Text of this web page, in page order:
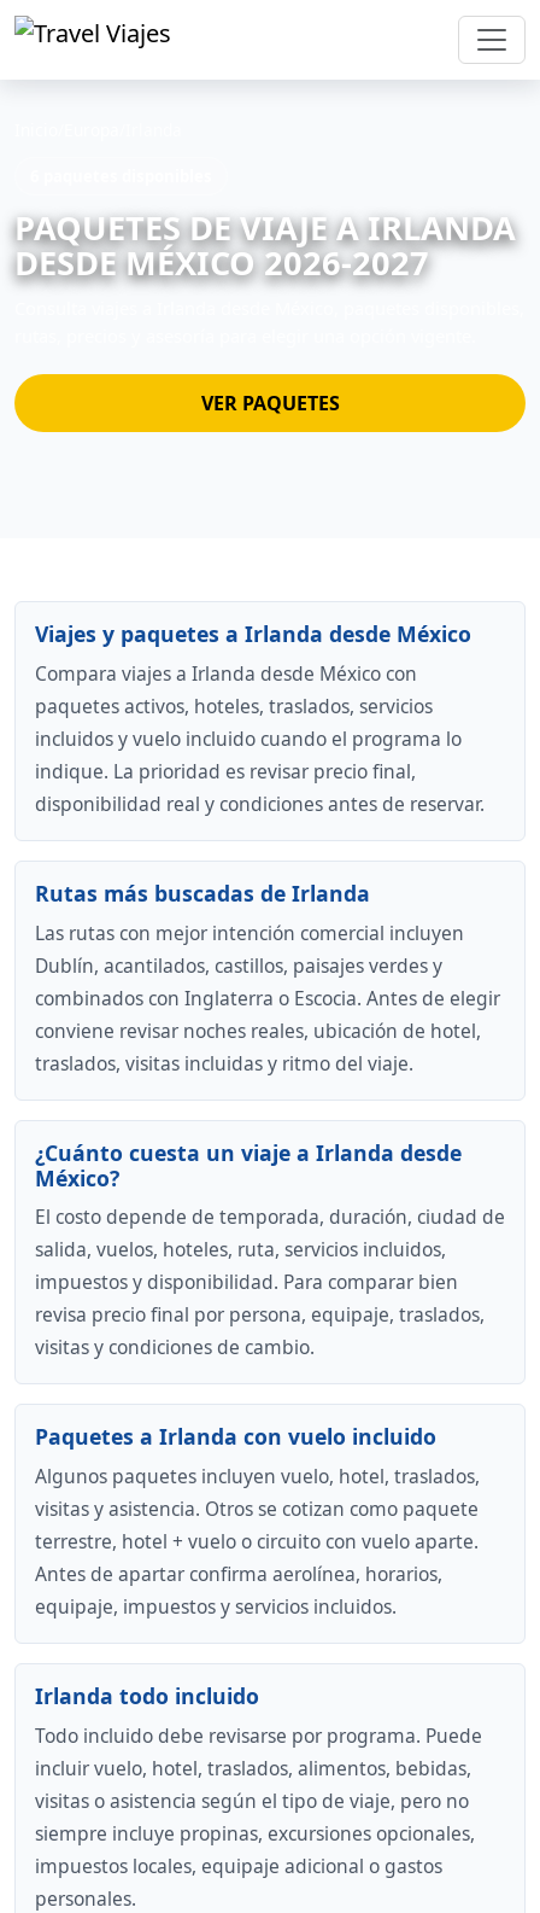
PAQUETES DE VIAJE A IRLANDA
DESDE MÉXICO 2026-2027
VER PAQUETES
Viajes y paquetes a Irlanda desde México
Compara viajes a Irlanda desde México con
paquetes activos, hoteles, traslados, servicios
incluidos y vuelo incluido cuando el programa lo
indique. La prioridad es revisar precio final,
disponibilidad real y condiciones antes de reservar.
Rutas más buscadas de Irlanda
Las rutas con mejor intención comercial incluyen
Dublín, acantilados, castillos, paisajes verdes y
combinados con Inglaterra o Escocia. Antes de elegir
conviene revisar noches reales, ubicación de hotel,
traslados, visitas incluidas y ritmo del viaje.
¿Cuánto cuesta un viaje a Irlanda desde
México?
El costo depende de temporada, duración, ciudad de
salida, vuelos, hoteles, ruta, servicios incluidos,
impuestos y disponibilidad. Para comparar bien
revisa precio final por persona, equipaje, traslados,
visitas y condiciones de cambio.
Paquetes a Irlanda con vuelo incluido
Algunos paquetes incluyen vuelo, hotel, traslados,
visitas y asistencia. Otros se cotizan como paquete
terrestre, hotel + vuelo o circuito con vuelo aparte.
Antes de apartar confirma aerolínea, horarios,
equipaje, impuestos y servicios incluidos.
Irlanda todo incluido
Todo incluido debe revisarse por programa. Puede
incluir vuelo, hotel, traslados, alimentos, bebidas,
visitas o asistencia según el tipo de viaje, pero no
siempre incluye propinas, excursiones opcionales,
impuestos locales, equipaje adicional o gastos
personales.